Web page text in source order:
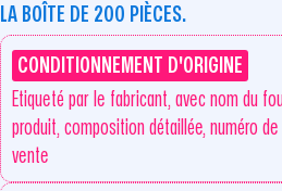
LA BOÎTE DE 200 PIÈCES.
CONDITIONNEMENT D'ORIGINE
Etiqueté par le fabricant, avec nom du
produit, composition détaillée, numéro
vente